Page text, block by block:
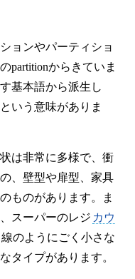
ョンやパーティショ
partitionからきていま
基本語から派生し
いう意味がありま
は非常に多様で、衝
、壁型や扉型、家具
ものがあります。ま
スーパーのレジ カウ
のようにごく小さな
タイプがあります。